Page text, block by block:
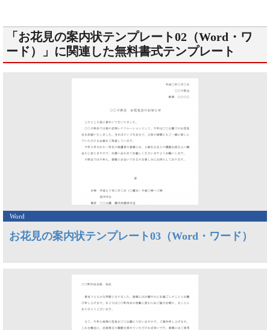
「お花見の案内状テンプレート02（Word・ワ
ード）」に関連した無料書式テンプレート
Word
お花見の案内状テンプレート03（Word・ワード）